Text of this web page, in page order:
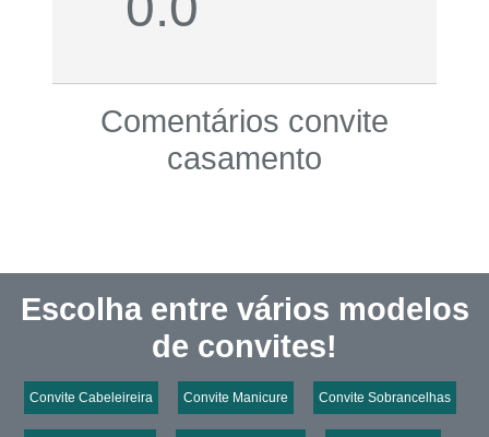
Comentários convite
casamento
Escolha entre vários modelos
de convites!
Convite Cabeleireira Convite Manicure Convite Sobrancelhas